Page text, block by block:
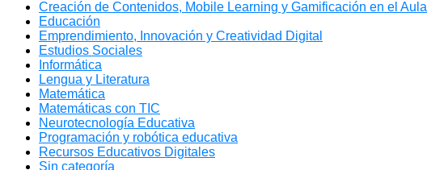
Creación de Contenidos, Mobile Learning y Gamificación en el Aula
Educación
Emprendimiento, Innovación y Creatividad Digital
Estudios Sociales
Informática
Lengua y Literatura
Matemática
Matemáticas con TIC
Neurotecnología Educativa
Programación y robótica educativa
Recursos Educativos Digitales
Sin categoría